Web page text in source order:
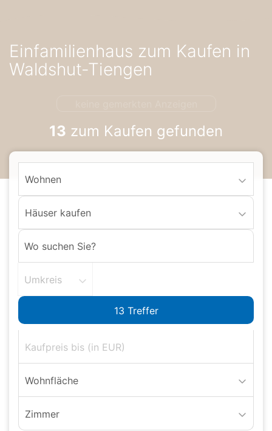
zur
Navigation
zum
Einfamilienhaus zum Kaufen in
Waldshut-Tiengen
13 zum Kaufen gefunden
Wohnen
Häuser kaufen
Umkreis
Wohnfläche
Zimmer